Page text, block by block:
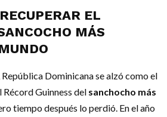
EL
MÁS
Dominicana se alzó como el
Guinness del sanchocho más
tiempo después lo perdió. En el año